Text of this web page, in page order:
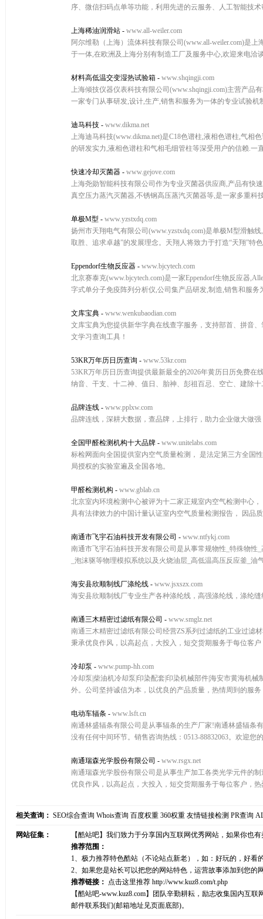
序、微信扫码点单等功能，利用先进的云服务、人工智能技
上海稀油润滑站 - www.all-weiler.com
阿尔维勒（上海）流体科技有限公司(www.all-weiler.com)是
于一体,在欧洲及上海分别有制造工厂及服务中心,欢迎来电洽
材料高低温交变湿热试验箱 - www.shqingji.com
上海倾技仪器仪表科技有限公司(www.shqingji.com)主营产
一家专门从事研发,设计,生产,销售和服务为一体的专业试验机
迪马科技 - www.dikma.net
上海迪马科技(www.dikma.net)是C18色谱柱,液相色谱柱,气
的研发实力,液相色谱柱和气相毛细管柱等深受用户的信赖.一
快速冷却灭菌器 - www.gejove.com
上海尧勋智能科技有限公司作为专业灭菌器供应商,产品有快
真空压力蒸汽灭菌器,不锈钢高压蒸汽灭菌器等,是一家多重
单极M型 - www.yzstxdq.com
扬州市天翔电气有限公司(www.yzstxdq.com)是单极M型滑触
取胜、追求卓越”的发展理念。天翔人将致力于打造“天翔”特
Eppendorf生物反应器 - www.bjcytech.com
北京赛泰克(www.bjcytech.com)是一家Eppendorf生物反应器
字式单分子免疫阵列分析仪,公司集产品研发,制造,销售和服
文库宝典 - www.wenkubaodian.com
文库宝典为您提供新华字典在线查字服务，支持部首、拼音
文学习查询工具！
53KR万年历日历查询 - www.53kr.com
53KR万年历日历查询提供最新最全的2026年黄历日历免费
纳音、干支、十二神、值日、胎神、彭祖百忌、空亡、建除
品牌连线 - www.pplxw.com
品牌连线，深耕大数据，查品牌，上排行，助力企业做大做
全国甲醛检测机构十大品牌 - www.unitelabs.com
标检网面向全国提供室内空气质量检测， 是法定第三方全国
局授权的实验室遍及全国各地。
甲醛检测机构 - www.gblab.cn
北京室内环境检测中心被评为十二家正规室内空气检测中心
具有法律效力的中国计量认证室内空气质量检测报告， 因品
南通市飞宇石油科技开发有限公司 - www.ntfykj.com
南通市飞宇石油科技开发有限公司是从事常规物性_特殊物性
_泡沫驱等物理模拟系统以及火烧油层_高低温高压反应釜_
海安县欣顺制线厂涤纶线 - www.jsxszx.com
海安县欣顺制线厂专业生产各种涤纶线，高强涤纶线，涤纶
南通三木精密过滤纸有限公司 - www.smglz.net
南通三木精密过滤纸有限公司经营ZS系列过滤纸的工业过滤
秉承优良作风，以高起点，大投入，短交货期服务于每位客
冷却泵 - www.pump-hh.com
冷却泵|柴油机冷却泵|印染配套|印染机械部件|海安市黄海机
外。公司坚持诚信为本，以优良的产品质量，热情周到的服务
电动车辐条 - www.lsft.cn
南通林盛辐条有限公司是从事辐条的生产厂家!南通林盛辐条
没有任何中间环节。销售咨询热线：0513-88832063。欢迎您
南通瑞森光学股份有限公司 - www.rsgx.net
南通瑞森光学股份有限公司是从事生产加工各类光学元件的
优良作风，以高起点，大投入，短交货期服务于每位客户，
相关查询： SEO综合查询 Whois查询 百度权重 360权重 友情链接检测 PR查询
网站征集：
【酷站吧】我们致力于分享国内互联网优秀网站，如果你也
推荐范围：
1、极力推荐特色酷站（不论站点新老），如：好玩的，好
2、如果您是站长可以把您的网站特色，运营故事添加到您
推荐链接： 点击这里推荐 http://www.kuz8.com/t.php
【酷站吧-www.kuz8.com】团队辛勤耕耘，励志收集国内互
邮件联系我们(邮箱地址见页面底部)。